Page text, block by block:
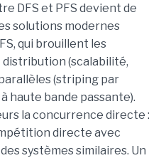
DFS et PFS devient de
solutions modernes
qui brouillent les
(scalabilité,
(striping par
haute bande passante).
la concurrence directe :
directe avec
systèmes similaires. Un